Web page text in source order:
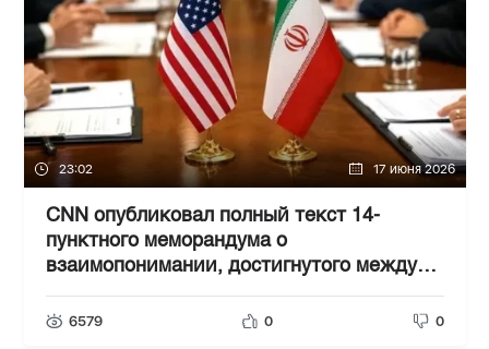
23:02 17 июня 2026
CNN опубликовал полный текст 14-
пунктного меморандума о
взаимопонимании, достигнутого между
США и Ираном
6579 0 0